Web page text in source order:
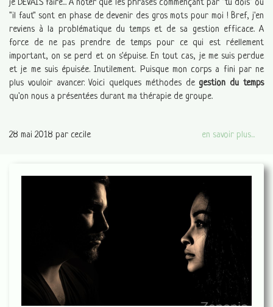
je DEVAIS faire... A noter que les phrases commençant par "tu dois" ou
"il faut" sont en phase de devenir des gros mots pour moi ! Bref, j'en
reviens à la problématique du temps et de sa gestion efficace. A
force de ne pas prendre de temps pour ce qui est réellement
important, on se perd et on s'épuise. En tout cas, je me suis perdue
et je me suis épuisée. Inutilement. Puisque mon corps a fini par ne
plus vouloir avancer. Voici quelques méthodes de gestion du temps
qu'on nous a présentées durant ma thérapie de groupe.
28 mai 2018 par cecile en savoir plus...